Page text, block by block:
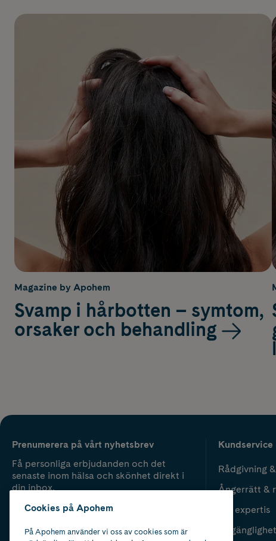
Magazine by Apohem
Svamp i hårbotten – symtom,
orsaker och behandling
Prenumerera på vårt nyhetsbrev
Få personliga erbjudanden och det
senaste inom hälsa och skönhet direkt i
din inbox.
Kundservice
Rådgivning
Ångerrätt &
Vår expertis
Tillgänglighet
Cookies på Apohem
På Apohem använder vi oss av cookies som är